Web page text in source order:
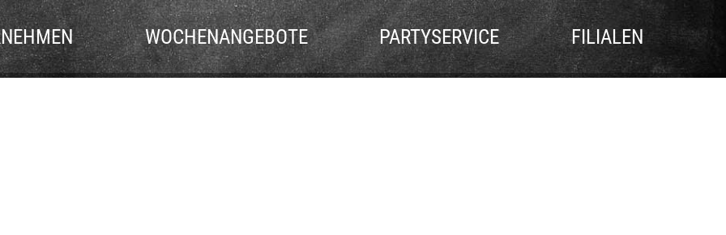
WOCHENANGEBOTE PARTYSERVICE FILIALEN